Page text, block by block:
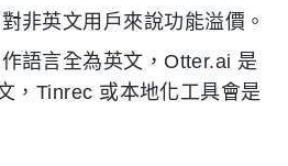
非英文用戶來說功能溢價。
語言全為英文，Otter.ai 是
，Tinrec 或本地化工具會是